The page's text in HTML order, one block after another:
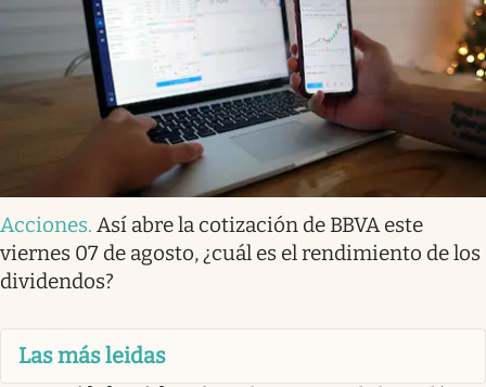
Acciones. Así abre la cotización de BBVA este
viernes 07 de agosto, ¿cuál es el rendimiento de los
dividendos?
Las más leidas